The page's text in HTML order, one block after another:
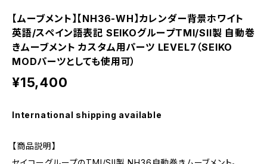
【ムーブメント】【NH36-WH】カレンダー背景ホワイト
英語/スペイン語表記 SEIKOグループTMI/SII製 自動巻
きムーブメント カスタム用パーツ LEVEL7（SEIKO
MODパーツとしても使用可）
¥15,400
International shipping available
【商品説明】